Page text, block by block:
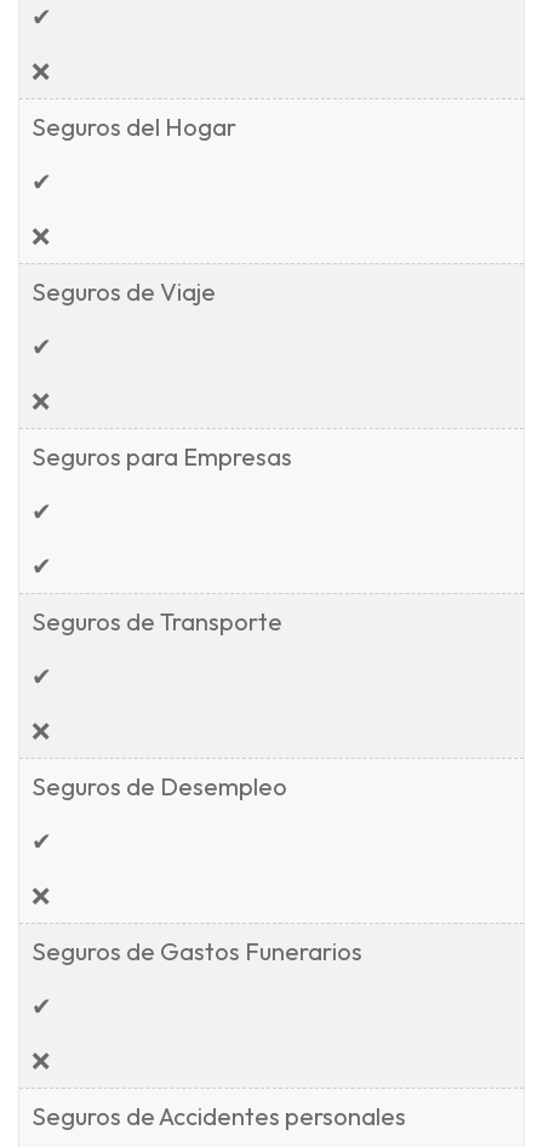
✔
❌
Seguros del Hogar
✔
❌
Seguros de Viaje
✔
❌
Seguros para Empresas
✔
✔
Seguros de Transporte
✔
❌
Seguros de Desempleo
✔
❌
Seguros de Gastos Funerarios
✔
❌
Seguros de Accidentes personales